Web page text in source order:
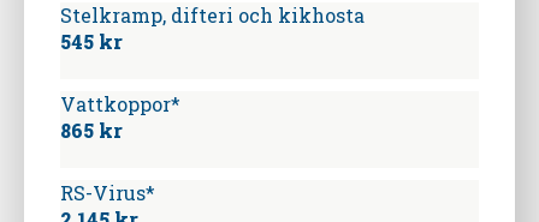
Stelkramp, difteri och kikhosta
545 kr
Vattkoppor*
865 kr
RS-Virus*